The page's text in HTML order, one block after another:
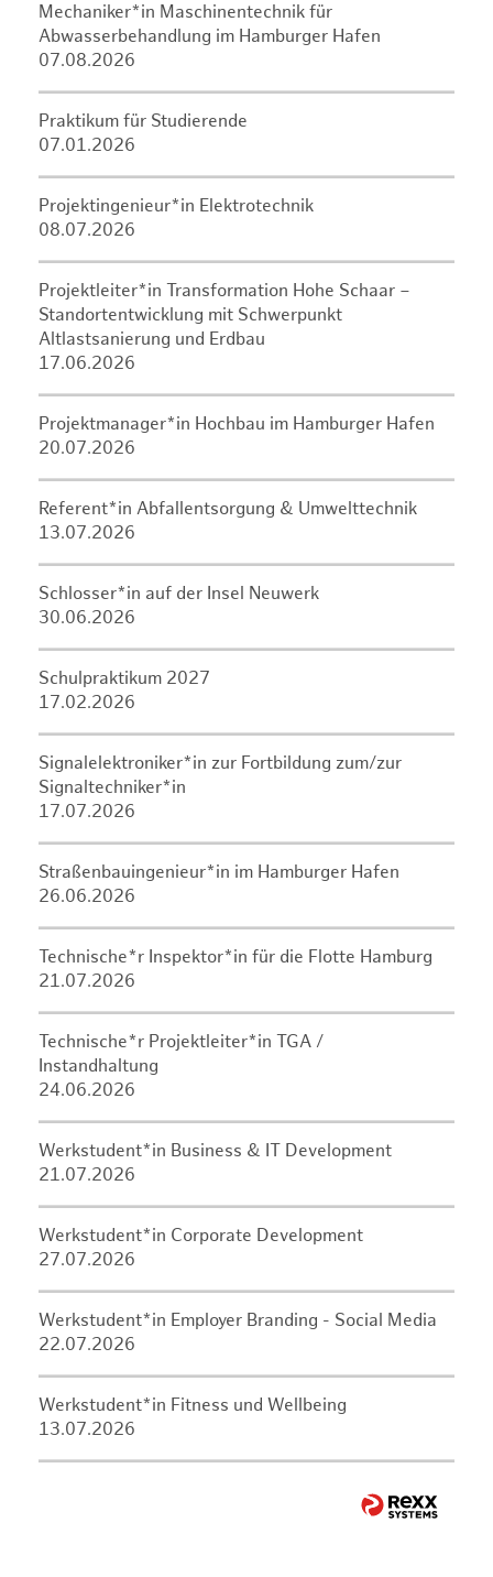
Mechaniker*in Maschinentechnik für
Abwasserbehandlung im Hamburger Hafen
07.08.2026
Praktikum für Studierende
07.01.2026
Projektingenieur*in Elektrotechnik
08.07.2026
Projektleiter*in Transformation Hohe Schaar –
Standortentwicklung mit Schwerpunkt
Altlastsanierung und Erdbau
17.06.2026
Projektmanager*in Hochbau im Hamburger Hafen
20.07.2026
Referent*in Abfallentsorgung & Umwelttechnik
13.07.2026
Schlosser*in auf der Insel Neuwerk
30.06.2026
Schulpraktikum 2027
17.02.2026
Signalelektroniker*in zur Fortbildung zum/zur
Signaltechniker*in
17.07.2026
Straßenbauingenieur*in im Hamburger Hafen
26.06.2026
Technische*r Inspektor*in für die Flotte Hamburg
21.07.2026
Technische*r Projektleiter*in TGA /
Instandhaltung
24.06.2026
Werkstudent*in Business & IT Development
21.07.2026
Werkstudent*in Corporate Development
27.07.2026
Werkstudent*in Employer Branding - Social Media
22.07.2026
Werkstudent*in Fitness und Wellbeing
13.07.2026